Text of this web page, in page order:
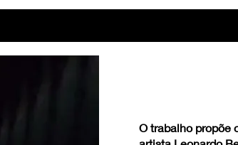
O trabalho propõe